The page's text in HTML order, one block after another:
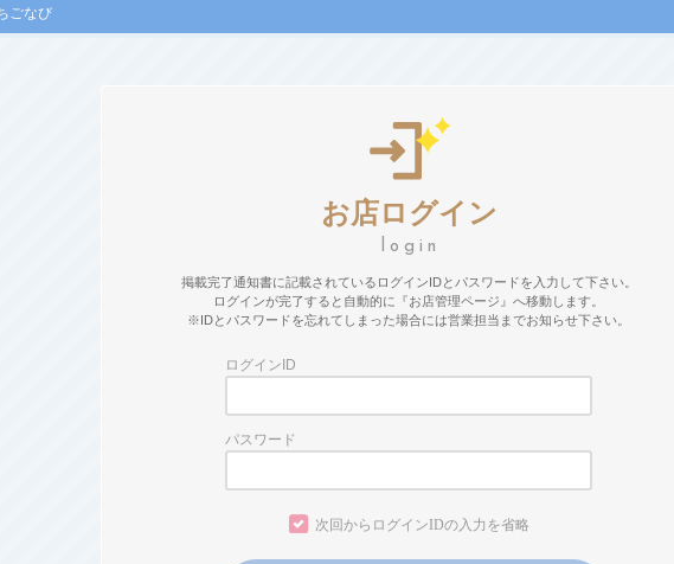
ごなび
お店ログイン
掲載完了通知書に記載されているログインIDとパスワードを入力して下さい。
ログインが完了すると自動的に『お店管理ページ』へ移動します。
※IDとパスワードを忘れてしまった場合には営業担当までお知らせ下さい。
ログインID
パスワード
次回からログインIDの入力を省略